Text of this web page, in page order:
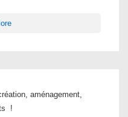
aménagement,
!